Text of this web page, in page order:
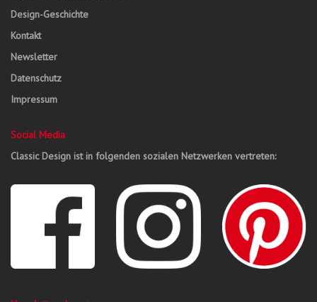
Design-Geschichte
Kontakt
Newsletter
Datenschutz
Impressum
Social Media
Classic Design ist in folgenden sozialen Netzwerken vertreten: